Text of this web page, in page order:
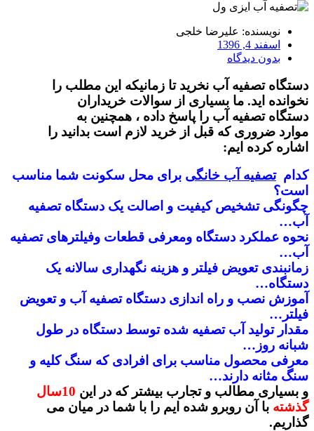
نویسنده: علیرضا خلجی
اسفند 4, 1396
بدون دیدگاه
دستگاه تصفیه آب نخرید تا زمانیکه این مطلب را
نخوانده اید. ما بسیاری از سوالات خریداران
دستگاه تصفیه آب را پاسخ داده ، همچنین به
موارد ضروری که قبل از خرید لازم است بدانید را
اشاره کرده ایم:
کدامتصفیه آب خانگی برای محل سکونت شما مناسب
است؟
چگونگی تشخیص کیفیت و اصالت یک دستگاه تصفیه
آب…
نحوه عملکرد دستگاه ومعرفی قطعات وفیلترهای تصفیه
آب…
زمانبندی تعویض فیلتر و هزینه نگهداری سالانه یک
دستگاه…
آموزش نصب و راه اندازی دستگاه تصفیه آب و تعویض
فیلتر…
مقدار تولید آب تصفیه شده توسط دستگاه در طول
شبانه روز…
معرفی محصول مناسب برای افرادی که سنگ کلیه و
سنگ مثانه دارند…
و بسیاری مطالب و تجارب بیشتر که در این
10سال
گذشته با آن روبرو شده ایم را با شما در میان می
گذاریم.